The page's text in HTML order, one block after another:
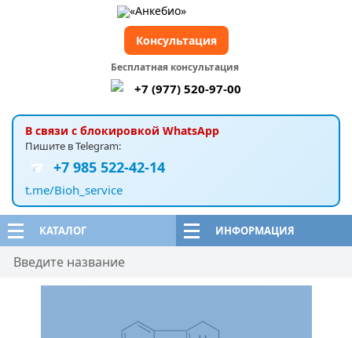
КАТАЛОГ ИНФОРМАЦИЯ
В связи с блокировкой WhatsApp
Пишите в Telegram:
+7 985 522-42-14
t.me/Bioh_service
Бесплатная консультация
+7 (977) 520-97-00
Консультация